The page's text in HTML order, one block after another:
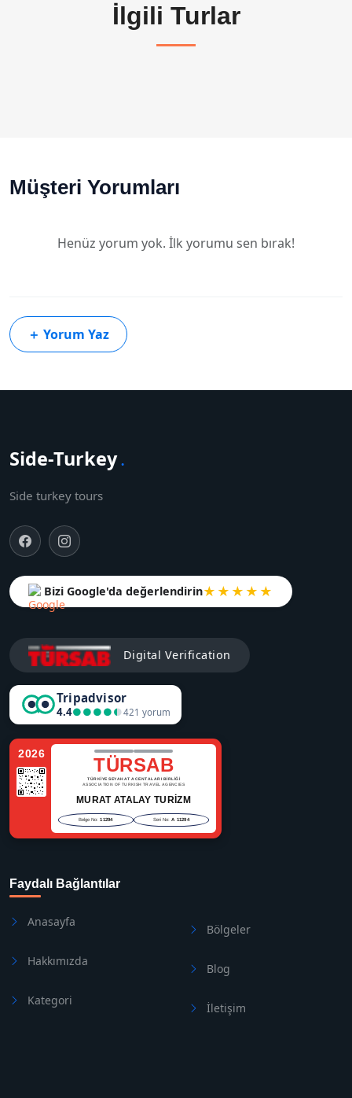
İlgili Turlar
Müşteri Yorumları
Henüz yorum yok. İlk yorumu sen bırak!
＋ Yorum Yaz
Side-Turkey.
Side turkey tours
Bizi Google'da değerlendirin★★★★★
Digital Verification
Tripadvisor
4.4●●●●●
●●●●●421 yorum
2026
TÜRSAB
TÜRKİYE SEYAHAT ACENTALARI BİRLİĞİ
ASSOCIATION OF TURKISH TRAVEL AGENCIES
MURAT ATALAY TURİZM
Belge No: 11294 Seri No: A 11294
Faydalı Bağlantılar
Anasayfa
Hakkımızda
Kategori
Bölgeler
Blog
İletişim